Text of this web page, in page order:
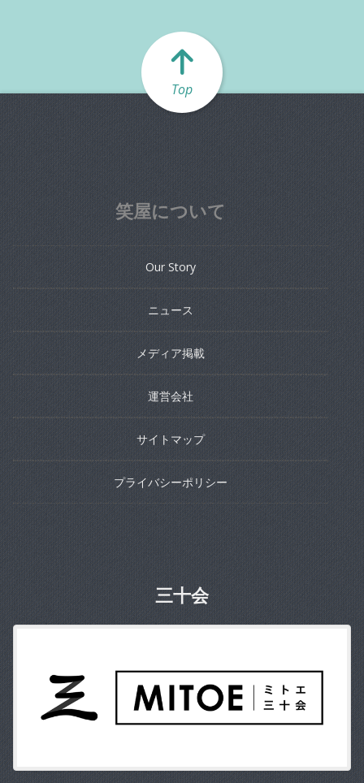
Top
笑屋について
Our Story
ニュース
メディア掲載
運営会社
サイトマップ
プライバシーポリシー
三十会